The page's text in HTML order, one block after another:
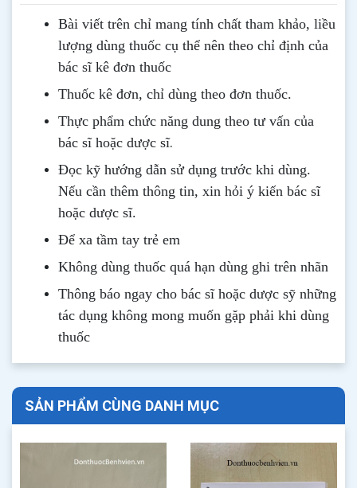
Bài viết trên chỉ mang tính chất tham khảo, liều
lượng dùng thuốc cụ thể nên theo chỉ định của
bác sĩ kê đơn thuốc
Thuốc kê đơn, chỉ dùng theo đơn thuốc.
Thực phẩm chức năng dung theo tư vấn của
bác sĩ hoặc dược sĩ.
Đọc kỹ hướng dẫn sử dụng trước khi dùng.
Nếu cần thêm thông tin, xin hỏi ý kiến bác sĩ
hoặc dược sĩ.
Để xa tầm tay trẻ em
Không dùng thuốc quá hạn dùng ghi trên nhãn
Thông báo ngay cho bác sĩ hoặc dược sỹ những
tác dụng không mong muốn gặp phải khi dùng
thuốc
SẢN PHẨM CÙNG DANH MỤC